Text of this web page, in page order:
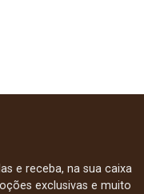
e receba, na sua caixa
exclusivas e muito